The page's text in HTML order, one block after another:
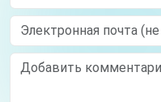
Электронная почта (не
Comment